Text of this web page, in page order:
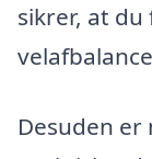
sikrer, at
Desuden er